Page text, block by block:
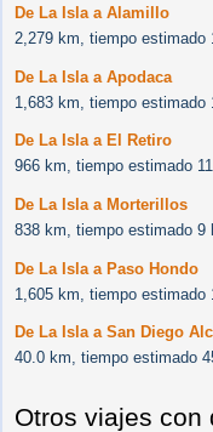
De La Isla a Alamillo
2,279 km, tiempo estimado
De La Isla a Apodaca
1,683 km, tiempo estimado
De La Isla a El Retiro
966 km, tiempo estimado
De La Isla a Morterillos
838 km, tiempo estimado 9
De La Isla a Paso Hondo
1,605 km, tiempo estimado
De La Isla a San Diego
40.0 km, tiempo estimado
Otros viajes con